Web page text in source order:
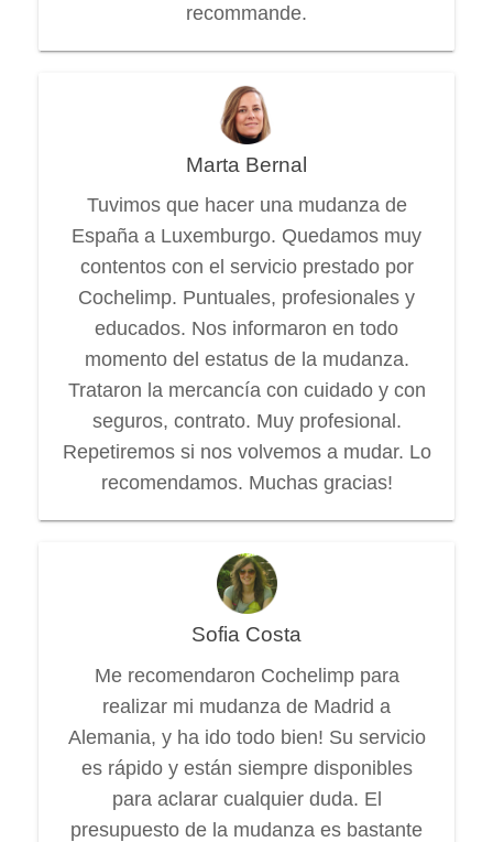
recommande.
Marta Bernal
Tuvimos que hacer una mudanza de
España a Luxemburgo. Quedamos muy
contentos con el servicio prestado por
Cochelimp. Puntuales, profesionales y
educados. Nos informaron en todo
momento del estatus de la mudanza.
Trataron la mercancía con cuidado y con
seguros, contrato. Muy profesional.
Repetiremos si nos volvemos a mudar. Lo
recomendamos. Muchas gracias!
Sofia Costa
Me recomendaron Cochelimp para
realizar mi mudanza de Madrid a
Alemania, y ha ido todo bien! Su servicio
es rápido y están siempre disponibles
para aclarar cualquier duda. El
presupuesto de la mudanza es bastante